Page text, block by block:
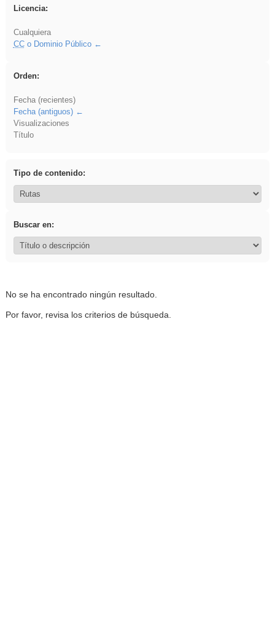
Licencia:
Cualquiera
CCo Dominio Público
Orden:
Fecha (recientes)
Fecha (antiguos)
Visualizaciones
Título
Tipo de contenido:
Buscar en:
No se ha encontrado ningún resultado.
Por favor, revisa los criterios de búsqueda.